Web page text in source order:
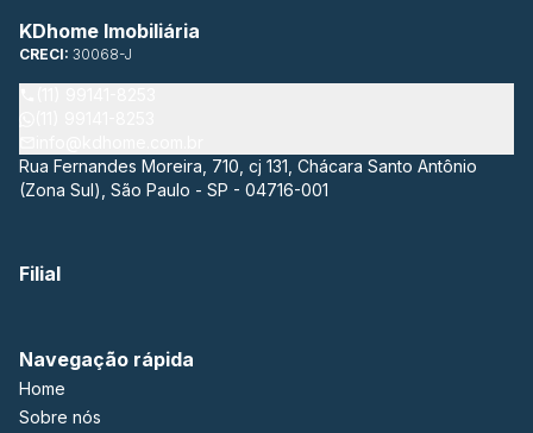
KDhome Imobiliária
CRECI: 30068-J
Rua Fernandes Moreira, 710, cj 131, Chácara Santo Antônio
(Zona Sul), São Paulo - SP - 04716-001
Filial
Navegação rápida
Home
Sobre nós